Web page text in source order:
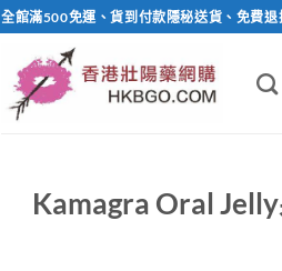
全館滿500免運、貨到付款隱秘送貨、免費退
Kamagra Oral